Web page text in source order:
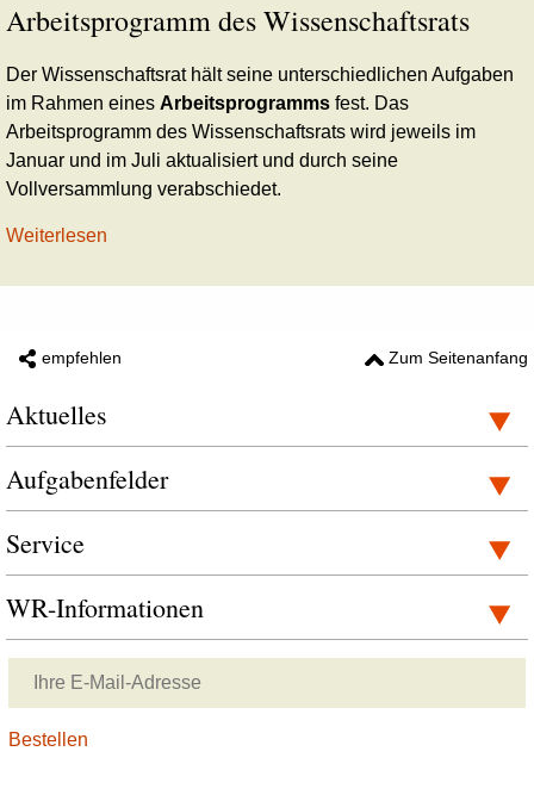
Arbeitsprogramm des Wissenschaftsrats
Der Wissenschaftsrat hält seine unterschiedlichen Aufgaben
im Rahmen eines Arbeitsprogramms fest. Das
Arbeitsprogramm des Wissenschaftsrats wird jeweils im
Januar und im Juli aktualisiert und durch seine
Vollversammlung verabschiedet.
Weiterlesen
empfehlen Zum Seitenanfang
Aktuelles
Aufgabenfelder
Service
WR-Informationen